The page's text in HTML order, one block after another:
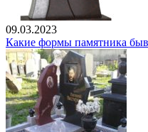
09.03.2023
Какие формы памятника